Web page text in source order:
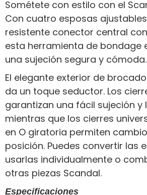
Sométete con estilo con el
Con cuatro esposas
resistente conector central
esta herramienta de bondage
una sujeción segura y cómoda.
El elegante exterior de
da un toque seductor. Los
garantizan una fácil sujeción y
mientras que los cierres
en O giratoria permiten
posición. Puedes convertir las
usarlas individualmente o
otras piezas Scandal.
Especificaciones